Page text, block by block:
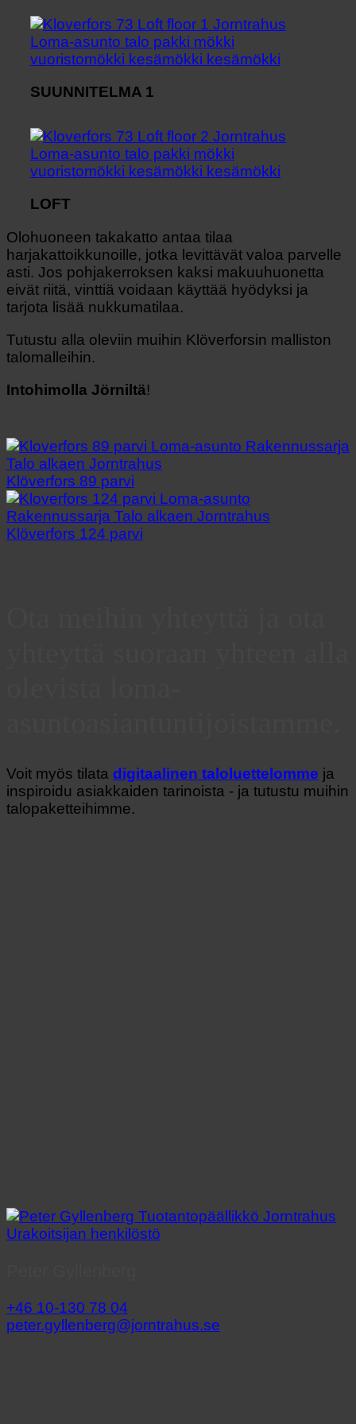
SUUNNITELMA 1
LOFT
Olohuoneen takakatto antaa tilaa
harjakattoikkunoille, jotka levittävät valoa parvelle
asti. Jos pohjakerroksen kaksi makuuhuonetta
eivät riitä, vinttiä voidaan käyttää hyödyksi ja
tarjota lisää nukkumatilaa.
Tutustu alla oleviin muihin Klöverforsin malliston
talomalleihin.
Intohimolla Jörniltä!
Klöverfors 89 parvi
Klöverfors 124 parvi
Voit myös tilata digitaalinen taloluettelomme ja
inspiroidu asiakkaiden tarinoista - ja tutustu muihin
talopaketteihimme.
+46 10-130 78 04
peter.gyllenberg@jorntrahus.se